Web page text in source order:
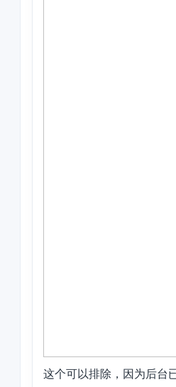
这个可以排除，因为后台